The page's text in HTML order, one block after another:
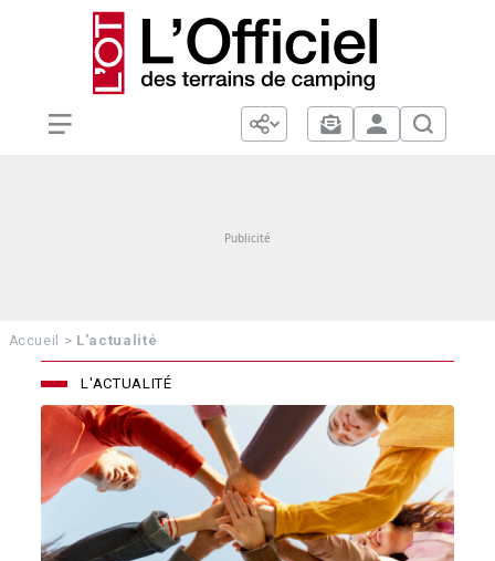
Accueil > L'actualité
L'ACTUALITÉ